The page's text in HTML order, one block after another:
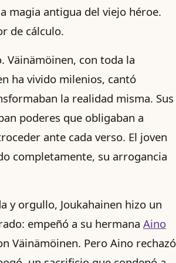
magia antigua del viejo héroe.
de cálculo.
Väinämöinen, con toda la
ha vivido milenios, cantó
la realidad misma. Sus
poderes que obligaban a
ante cada verso. El joven
completamente, su arrogancia
y orgullo, Joukahainen hizo un
empeñó a su hermana Aino
Väinämöinen. Pero Aino rechazó